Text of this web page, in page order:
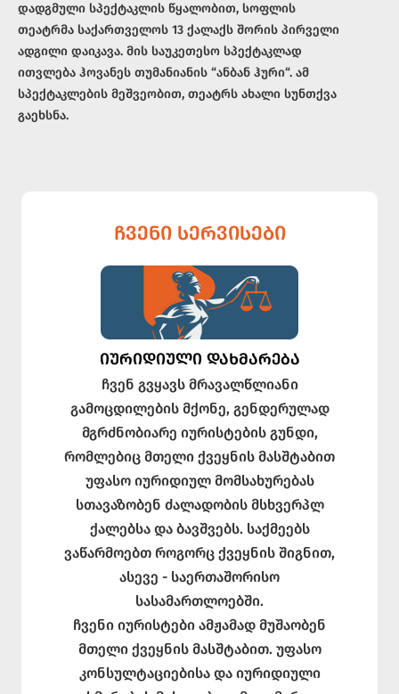
დადგმული სპექტაკლის წყალობით, სოფლის
თეატრმა საქართველოს 13 ქალაქს შორის პირველი
ადგილი დაიკავა. მის საუკეთესო სპექტაკლად
ითვლება ჰოვანეს თუმანიანის “ანბან ჰური“. ამ
სპექტაკლების მეშვეობით, თეატრს ახალი სუნთქვა
გაეხსნა.
ᲩᲕᲔᲜᲘ ᲡᲔᲠᲕᲘᲡᲔᲑᲘ
ᲘᲣᲠᲘᲓᲘᲣᲚᲘ ᲓᲐᲮᲛᲐᲠᲔᲑᲐ
ჩვენ გვყავს მრავალწლიანი
გამოცდილების მქონე, გენდერულად
მგრძნობიარე იურისტების გუნდი,
რომლებიც მთელი ქვეყნის მასშტაბით
უფასო იურიდიულ მომსახურებას
სთავაზობენ ძალადობის მსხვერპლ
ქალებსა და ბავშვებს. საქმეებს
ვაწარმოებთ როგორც ქვეყნის შიგნით,
ასევე - საერთაშორისო
სასამართლოებში.
ჩვენი იურისტები ამჟამად მუშაობენ
მთელი ქვეყნის მასშტაბით. უფასო
კონსულტაციებისა და იურიდიული